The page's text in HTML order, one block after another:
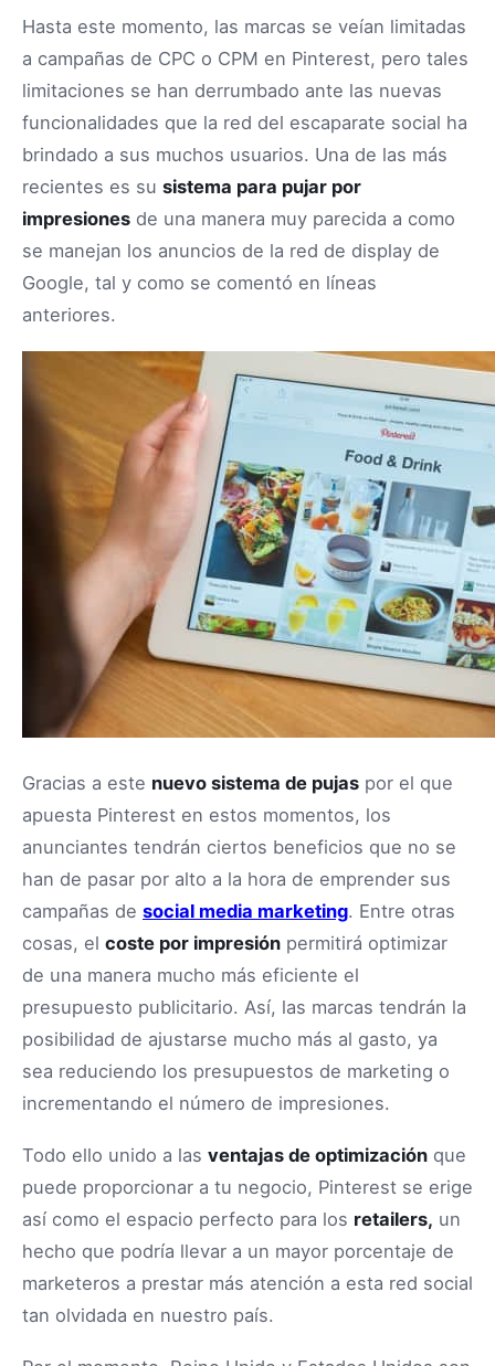
Hasta este momento, las marcas se veían limitadas
a campañas de CPC o CPM en Pinterest, pero tales
limitaciones se han derrumbado ante las nuevas
funcionalidades que la red del escaparate social ha
brindado a sus muchos usuarios. Una de las más
recientes es su sistema para pujar por
impresiones de una manera muy parecida a como
se manejan los anuncios de la red de display de
Google, tal y como se comentó en líneas
anteriores.
Gracias a este nuevo sistema de pujas por el que
apuesta Pinterest en estos momentos, los
anunciantes tendrán ciertos beneficios que no se
han de pasar por alto a la hora de emprender sus
campañas de social media marketing. Entre otras
cosas, el coste por impresión permitirá optimizar
de una manera mucho más eficiente el
presupuesto publicitario. Así, las marcas tendrán la
posibilidad de ajustarse mucho más al gasto, ya
sea reduciendo los presupuestos de marketing o
incrementando el número de impresiones.
Todo ello unido a las ventajas de optimización que
puede proporcionar a tu negocio, Pinterest se erige
así como el espacio perfecto para los retailers, un
hecho que podría llevar a un mayor porcentaje de
marketeros a prestar más atención a esta red social
tan olvidada en nuestro país.